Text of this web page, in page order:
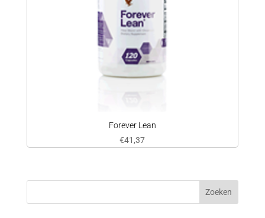
Forever Lean
€41,37